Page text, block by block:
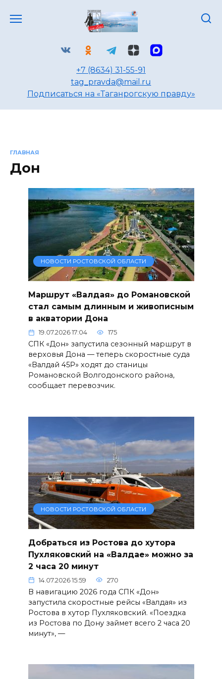
+7 (8634) 31-55-91
tag_pravda@mail.ru
Подписаться на «Таганрогскую правду»
ГЛАВНАЯ
Дон
НОВОСТИ РОСТОВСКОЙ ОБЛАСТИ
Маршрут «Валдая» до Романовской
стал самым длинным и живописным
в акватории Дона
19.07.2026 17:04 175
СПК «Дон» запустила сезонный маршрут в
верховья Дона — теперь скоростные суда
«Валдай 45Р» ходят до станицы
Романовской Волгодонского района,
сообщает перевозчик.
НОВОСТИ РОСТОВСКОЙ ОБЛАСТИ
Добраться из Ростова до хутора
Пухляковский на «Валдае» можно за
2 часа 20 минут
14.07.2026 15:59 270
В навигацию 2026 года СПК «Дон»
запустила скоростные рейсы «Валдая» из
Ростова в хутор Пухляковский. «Поездка
из Ростова по Дону займет всего 2 часа 20
минут», —